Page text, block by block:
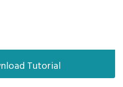
Tutorial